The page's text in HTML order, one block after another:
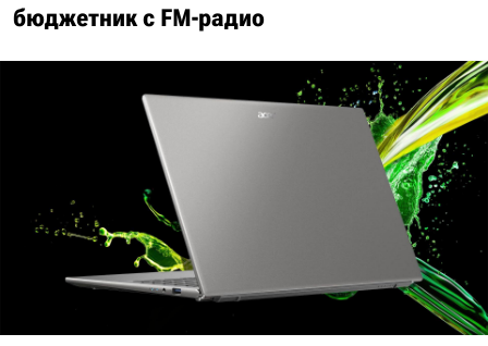
бюджетник с FM-радио